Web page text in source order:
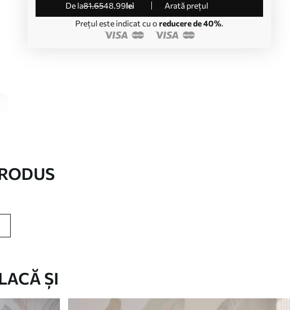
de la81.6548.99lei
Arată prețul
Prețul este indicat cu o reducere de 40%.
ȘI